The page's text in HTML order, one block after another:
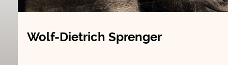
Wolf-Dietrich Sprenger